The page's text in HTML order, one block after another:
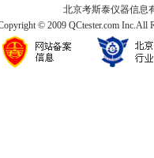
北京考斯泰仪器信息
© 2009 QCtester.com Inc.All